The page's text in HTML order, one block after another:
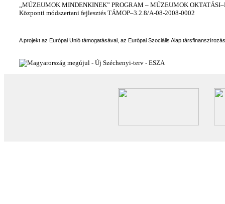
„MÚZEUMOK MINDENKINEK” PROGRAM – MÚZEUMOK
Központi módszertani fejlesztés TÁMOP–3.2.8/A-08-2008-0002
A projekt az Európai Unió támogatásával, az Európai Szociális Alap